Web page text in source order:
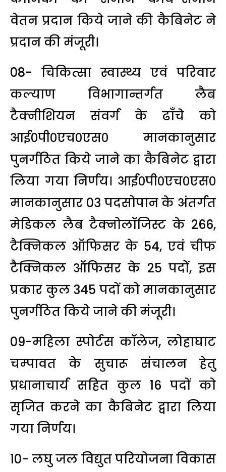
वेतन प्रदान किये जाने की कैबिनेट ने
प्रदान की मंजूरी।
08- चिकित्सा स्वास्थ्य एवं परिवार
कल्याण विभागान्तर्गत लैब
टैक्नीशियन संवर्ग के ढाँचे को
आई०पी०एच०एस० मानकानुसार
पुनर्गठित किये जाने का कैबिनेट द्वारा
लिया गया निर्णय। आई०पी०एच०एस०
मानकानुसार 03 पदसोपान के अंतर्गत
मेडिकल लैब टैक्नोलॉजिस्ट के 266,
टैक्निकल ऑफिसर के 54, एवं चीफ
टैक्निकल ऑफिसर के 25 पदों, इस
प्रकार कुल 345 पदों को मानकानुसार
पुनर्गठित किये जाने की मंजूरी।
09-महिला स्पोर्टस कॉलेज, लोहाघाट
चम्पावत के सुचारू संचालन हेतु
प्रधानाचार्य सहित कुल 16 पदों को
सृजित करने का कैबिनेट द्वारा लिया
गया निर्णय।
10- लघु जल विद्युत परियोजना विकास